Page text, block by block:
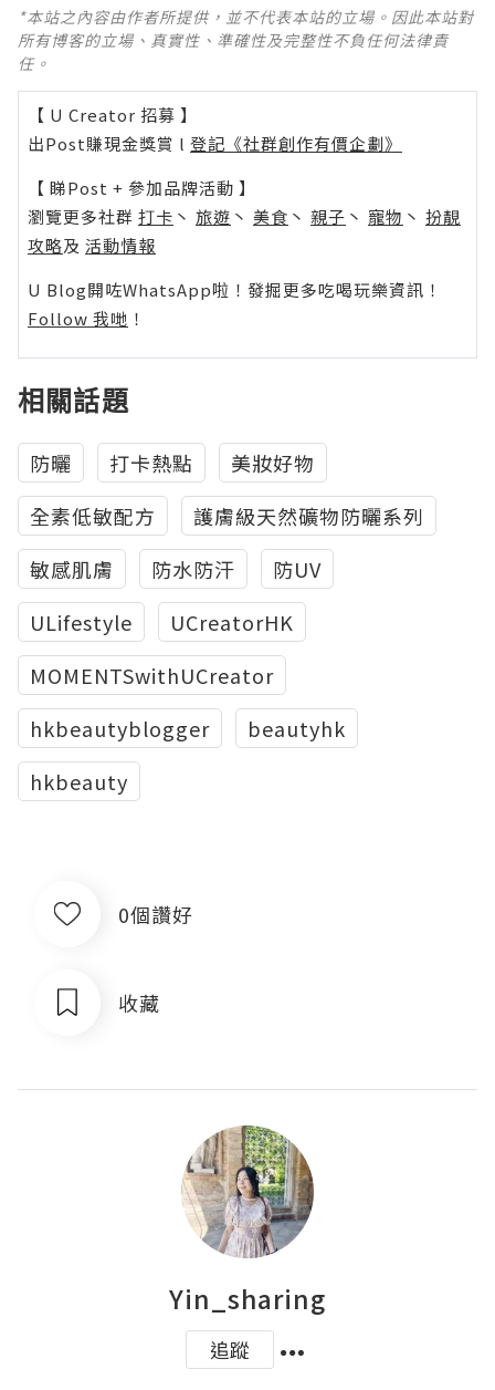
*本站之內容由作者所提供，並不代表本站的立場。因此本站對
所有博客的立場、真實性、準確性及完整性不負任何法律責
任。
【 U Creator 招募 】
出Post賺現金獎賞 l 登記《社群創作有價企劃》
【 睇Post + 參加品牌活動 】
瀏覽更多社群 打卡 丶 旅遊 丶 美食 丶 親子 丶 寵物 丶 扮靚
攻略及 活動情報
U Blog開咗WhatsApp啦！發掘更多吃喝玩樂資訊！
Follow 我哋 ！
相關話題
防曬 打卡熱點
美妝好物
全素低敏配方
護膚級天然礦物防曬系列
敏感肌膚
防水防汗
防UV
ULifestyle
UCreatorHK
MOMENTSwithUCreator
hkbeautyblogger
beautyhk
hkbeauty
0個讚好
收藏
Yin_sharing
追蹤